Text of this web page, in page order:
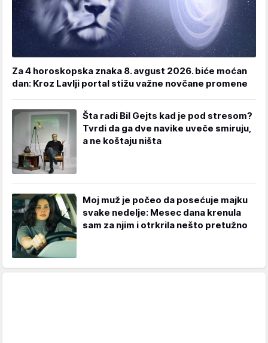
Za 4 horoskopska znaka 8. avgust 2026. biće moćan
dan: Kroz Lavlji portal stižu važne novčane promene
Šta radi Bil Gejts kad je pod stresom?
Tvrdi da ga dve navike uveče smiruju,
a ne koštaju ništa
Moj muž je počeo da posećuje majku
svake nedelje: Mesec dana krenula
sam za njim i otrkrila nešto pretužno